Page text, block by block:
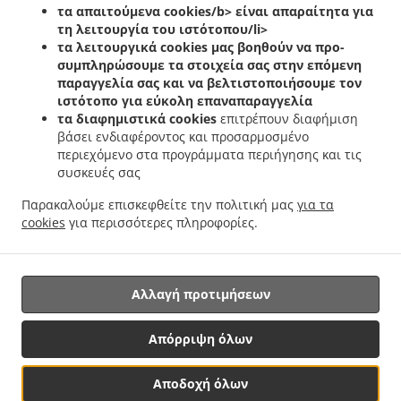
τα απαιτούμενα cookies/b> είναι απαραίτητα για
τη λειτουργία του ιστότοπου/li>
τα λειτουργικά cookies μας βοηθούν να προ-
συμπληρώσουμε τα στοιχεία σας στην επόμενη
παραγγελία σας και να βελτιστοποιήσουμε τον
ιστότοπο για εύκολη επαναπαραγγελία
τα διαφημιστικά cookies επιτρέπουν διαφήμιση
βάσει ενδιαφέροντος και προσαρμοσμένο
περιεχόμενο στα προγράμματα περιήγησης και τις
συσκευές σας
Παρακαλούμε επισκεφθείτε την πολιτική μας για τα
cookies για περισσότερες πληροφορίες.
Αποδοχή όλων
Απόρριψη όλων
Αλλαγή προτιμήσεων
Helfent
Ελληνικά Delivery φαγητού Bartreng . Ελληνικά Delivery φαγητού Leideleng
Ελληνικά Delivery φαγητού Leudelingen
. Ελληνικά Delivery φαγητού Fentange
Ελληνικά Delivery φαγητού Kockelscheuer
. Ελληνικά Delivery φαγητού Kopstal
Rollengergronn
. Ελληνικά Delivery φαγητού Kopstal Bridel .
Ελληνικά Delivery
φαγητού Kopstal . Ελληνικά Delivery φαγητού Koplescht Briddel . Ελληνικά Delivery
φαγητού Koplescht
. Ελληνικά Delivery φαγητού Bereldange . Ελληνικά Delivery
φαγητού Walfer
. Ελληνικά Delivery φαγητού Walferdange Bereldange
Delivery φαγητού Walferdange Beggen
Ελληνικά Delivery φαγητού Walferdange
Steinsel . Ελληνικά Delivery φαγητού L Bereldange . Ελληνικά Delivery φαγητού L
Ελληνικά Delivery φαγητού Nidderaanwen Neiduerf-Weimeschhaff
φαγητού Nidderaanwen . Κεµπάπ Delivery υπηρεσίες. Παράδοση φαγητού Takeaway
Υποστηριζόμενο από:
Letz2Go S.A.R.L.-s| info@letz2go.com | +34661617059